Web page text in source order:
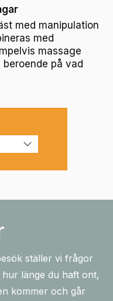
med manipulation
med
massage
på vad
ställer vi frågor
länge du haft ont,
kommer och går